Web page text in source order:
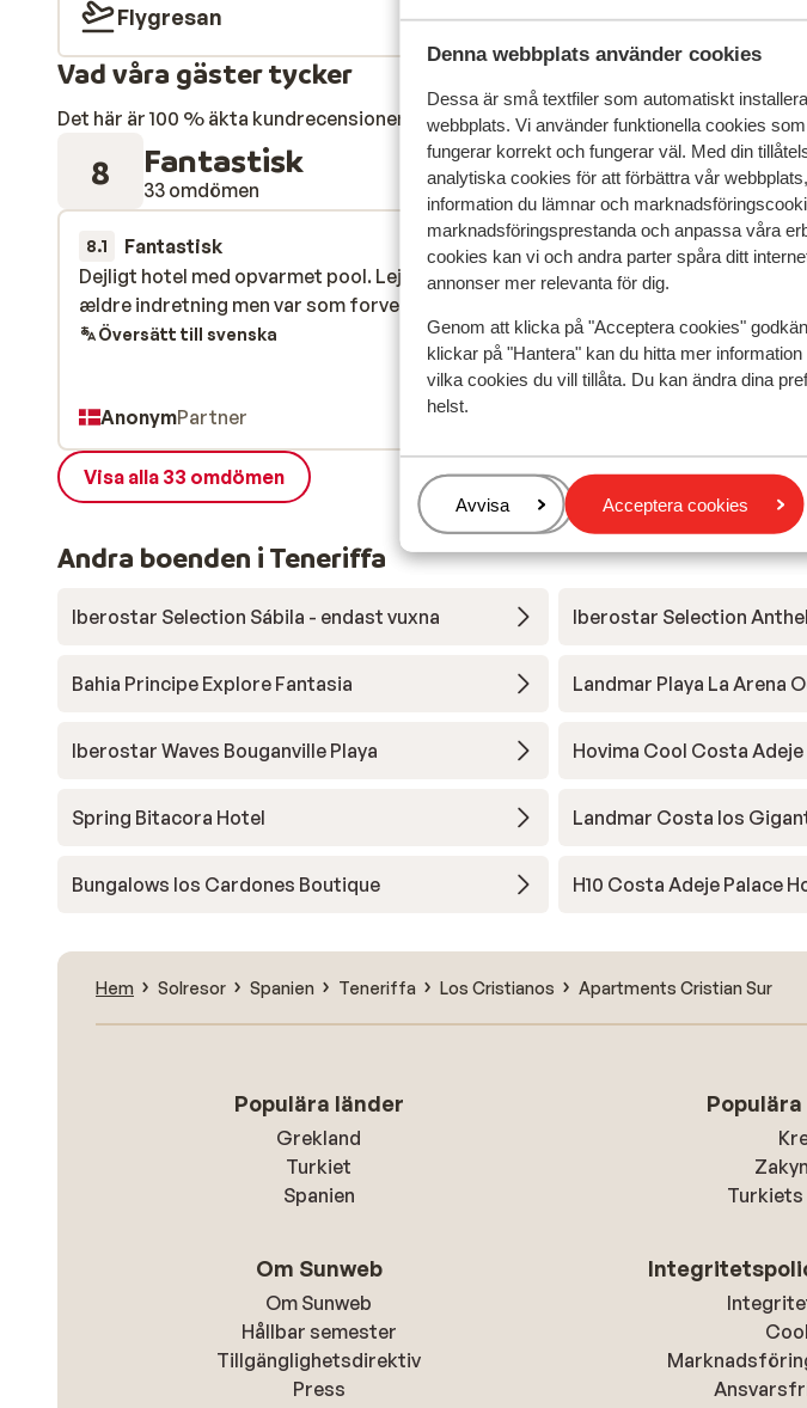
Denna webbplats använder cookies
Dessa är små textfiler som automatiskt
webbplats. Vi använder funktionella cookies
fungerar korrekt och fungerar väl. Med din
analytiska cookies för att förbättra vår
information du lämnar och
marknadsföringsprestanda och anpassa våra
cookies kan vi och andra parter spåra ditt
annonser mer relevanta för dig.
Genom att klicka på "Acceptera cookies"
klickar på "Hantera" kan du hitta mer
vilka cookies du vill tillåta. Du kan ändra dina
helst.
Hantera
Avvisa Acceptera cookies
Flygresan
Vad våra gäster tycker
Det här är 100 % äkta kundrecensioner som verkligen speglar deras upplevelser av
8 Fantastisk
33 omdömen
8.1 Fantastisk
14 mars 2026
Dejligt hotel med opvarmet pool. Lejlighed med lidt
ældre indretning men var som forventet.
Dejligt hotel med opvarmet pool. Lejlighed med lidt
ældre indretning men var som forventet.
Översätt till svenska
AnonymPartner
Fantastisk
Ruim appartement.
claimen wat niet
alleen in als je er om
Ruim appartement.
claimen wat niet
alleen in als je er om
Översätt till
Visa alla 33 omdömen
Andra boenden i Teneriffa
Iberostar Selection Sábila - endast vuxna Iberostar Selection
Bahia Principe Explore Fantasia Landmar Playa La Arena
Iberostar Waves Bouganville Playa Hovima Cool Costa
Spring Bitacora Hotel Landmar Costa los
Bungalows los Cardones Boutique H10 Costa Adeje Palace
Hem Solresor Spanien Teneriffa Los Cristianos Apartments Cristian Sur
Populära länder
Grekland
Turkiet
Spanien
Om Sunweb
Om Sunweb
Hållbar semester
Tillgänglighetsdirektiv
Press